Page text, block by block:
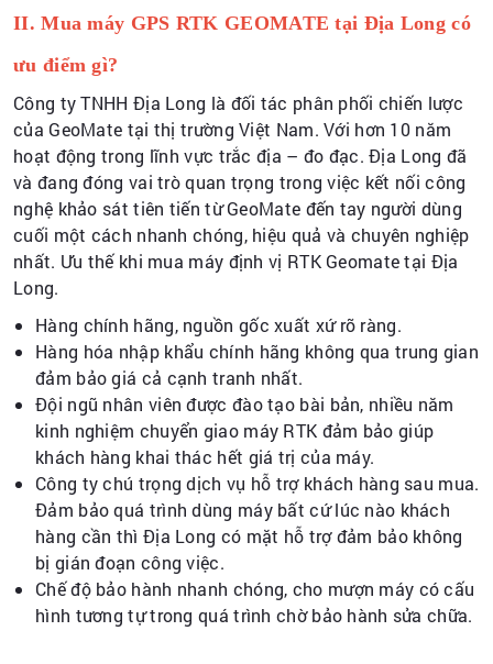
II. Mua máy GPS RTK GEOMATE tại Địa Long có
ưu điểm gì?
Công ty TNHH Địa Long là đối tác phân phối chiến lược
của GeoMate tại thị trường Việt Nam. Với hơn 10 năm
hoạt động trong lĩnh vực trắc địa – đo đạc. Địa Long đã
và đang đóng vai trò quan trọng trong việc kết nối công
nghệ khảo sát tiên tiến từ GeoMate đến tay người dùng
cuối một cách nhanh chóng, hiệu quả và chuyên nghiệp
nhất. Ưu thế khi mua máy định vị RTK Geomate tại Địa
Long.
Hàng chính hãng, nguồn gốc xuất xứ rõ ràng.
Hàng hóa nhập khẩu chính hãng không qua trung gian
đảm bảo giá cả cạnh tranh nhất.
Đội ngũ nhân viên được đào tạo bài bản, nhiều năm
kinh nghiệm chuyển giao máy RTK đảm bảo giúp
khách hàng khai thác hết giá trị của máy.
Công ty chú trọng dịch vụ hỗ trợ khách hàng sau mua.
Đảm bảo quá trình dùng máy bất cứ lúc nào khách
hàng cần thì Địa Long có mặt hỗ trợ đảm bảo không
bị gián đoạn công việc.
Chế độ bảo hành nhanh chóng, cho mượn máy có cấu
hình tương tự trong quá trình chờ bảo hành sửa chữa.